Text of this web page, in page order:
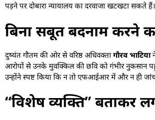
पड़ने पर दोबारा न्यायालय का दरवाजा खटखटा सकते हैं।
बिना सबूत बदनाम करने
दुष्यंत गौतम की ओर से वरिष्ठ अधिवक्ता गौरव भाटिया
आरोपों से उनके मुवक्किल की छवि को गंभीर नुकसान
उन्होंने स्पष्ट किया कि न तो एफआईआर में और न ही
“विशेष व्यक्ति” बताकर